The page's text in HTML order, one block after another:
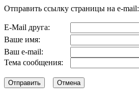
Отправить ссылку страницы на e-mail:
E-Mail друга:
Ваше имя:
Ваш e-mail:
Тема сообщения: